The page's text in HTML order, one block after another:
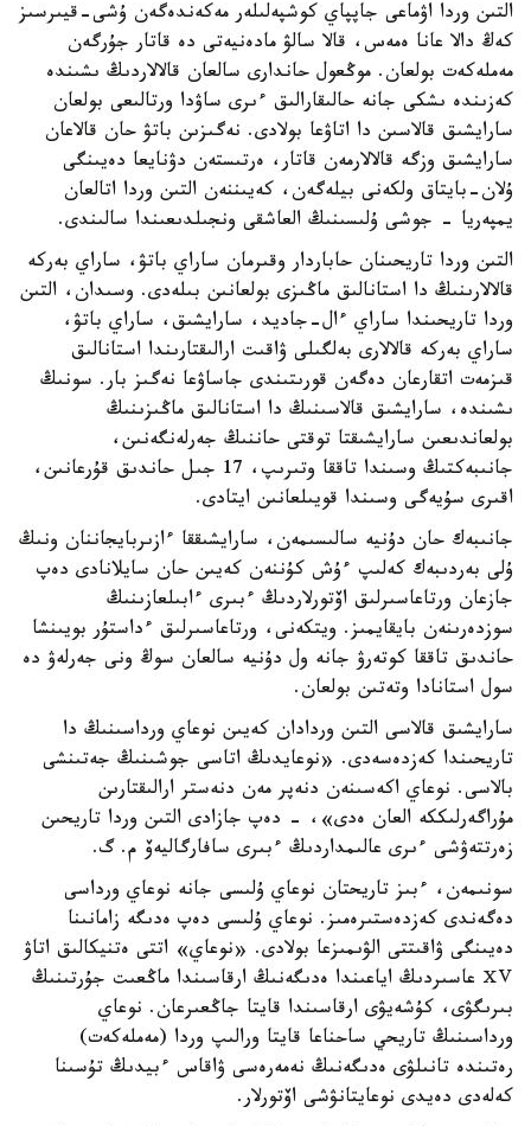
التىن وردا اۋماعى جاپپاي كوشپەلىلەر مەكەندەگەن ۇشى-قيىرسىز
كەڭ دالا عانا ەمەس، قالا سالۋ مادەنيەتى دە قاتار جۇرگەن
مەملەكەت بولعان. موڭعول حاندارى سالعان قالالاردىڭ ىشىندە
كەزىندە ىشكى جانە حالىقارالىق ءىرى ساۋدا ورتالىعى بولعان
سارايشىق قالاسىن دا اتاۋعا بولادى. نەگىزىن باتۋ حان قالاعان
سارايشىق وزگە قالالارمەن قاتار، ەرتىستەن دۋنايعا دەيىنگى
ۇلان-بايتاق ولكەنى بيلەگەن، كەيىننەن التىن وردا اتالعان
يمپەريا - جوشى ۇلىسىنىڭ العاشقى ونجىلدىعىندا سالىندى.
التىن وردا تاريحىنان حاباردار وقىرمان ساراي باتۋ، ساراي بەركە
قالالارىنىڭ دا استانالىق ماڭىزى بولعانىن بىلەدى. وسىدان، التىن
وردا تاريحىندا ساراي ءال-جاديد، سارايشىق، ساراي باتۋ،
ساراي بەركە قالالارى بەلگىلى ۋاقىت ارالىقتارىندا استانالىق
قىزمەت اتقارعان دەگەن قورىتىندى جاساۋعا نەگىز بار. سونىڭ
ىشىندە، سارايشىق قالاسىنىڭ دا استانالىق ماڭىزىنىڭ
بولعاندىعىن سارايشىقتا توقتى حاننىڭ جەرلەنگەنىن،
جانىبەكتىڭ وسىندا تاققا وتىرىپ، 17 جىل حاندىق قۇرعانىن،
اقىرى سۇيەگى وسىندا قويىلعانىن ايتادى.
جانىبەك حان دۇنيە سالىسىمەن، سارايشىققا ءازىربايجاننان ونىڭ
ۇلى بەردىبەك كەلىپ ءۇش كۇننەن كەيىن حان سايلانادى دەپ
جازعان ورتاعاسىرلىق اۆتورلاردىڭ ءبىرى ءابىلعازىنىڭ
سوزدەرىنەن بايقايمىز. ويتكەنى، ورتاعاسىرلىق ءداستۇر بويىنشا
حاندىق تاققا كوتەرۋ جانە ول دۇنيە سالعان سوڭ ونى جەرلەۋ دە
سول استانادا وتەتىن بولعان.
سارايشىق قالاسى التىن وردادان كەيىن نوعاي ورداسىنىڭ دا
تاريحىندا كەزدەسەدى. «نوعايدىڭ اتاسى جوشىنىڭ جەتىنشى
بالاسى. نوعاي اكەسىنەن دنەپر مەن دنەستر ارالىقتارىن
مۇراگەرلىككە العان ەدى»، - دەپ جازادى التىن وردا تاريحىن
زەرتتەۋشى ءىرى عالىمداردىڭ ءبىرى سافارگاليەۆ م. گ.
سونىمەن، ءبىز تاريحتان نوعاي ۇلىسى جانە نوعاي ورداسى
دەگەندى كەزدەستىرەمىز. نوعاي ۇلىسى دەپ ەدىگە زامانىنا
دەيىنگى ۋاقىتتى الۋىمىزعا بولادى. «نوعاي» اتتى ەتنيكالىق اتاۋ
ⅩⅤ عاسىردىڭ اياعىندا ەدىگەنىڭ ارقاسىندا ماڭعىت جۇرتىنىڭ
بىرىگۋى، كۇشەيۋى ارقاسىندا قايتا جاڭعىرعان. نوعاي
ورداسىنىڭ تاريحي ساحناعا قايتا ورالىپ وردا (مەملەكەت)
رەتىندە تانىلۋى ەدىگەنىڭ نەمەرەسى ۋاقاس ءبيدىڭ تۇسىنا
كەلەدى دەيدى نوعايتانۋشى اۆتورلار.